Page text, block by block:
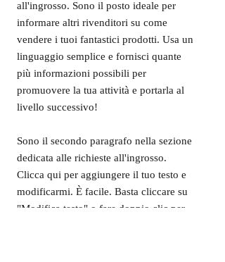
all'ingrosso. Sono il posto ideale per
informare altri rivenditori su come
vendere i tuoi fantastici prodotti. Usa un
linguaggio semplice e fornisci quante
più informazioni possibili per
promuovere la tua attività e portarla al
livello successivo!
Sono il secondo paragrafo nella sezione
dedicata alle richieste all'ingrosso.
Clicca qui per aggiungere il tuo testo e
modificarmi. È facile. Basta cliccare su
"Modifica testo" o fare doppio clic per